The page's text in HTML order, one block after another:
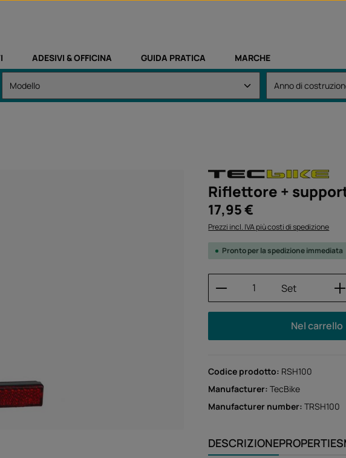
ADESIVI & OFFICINA GUIDA PRATICA MARCHE
Riflettore +
Prezzo normale:
17,95 €
Prezzi incl. IVA più costi di spedizione
Pronto per la spedizione immediata
Quantità del
Set
Nel carrello
Codice prodotto: RSH100
Manufacturer:TecBike
Manufacturer number:TRSH100
DESCRIZIONEPROPERTIES